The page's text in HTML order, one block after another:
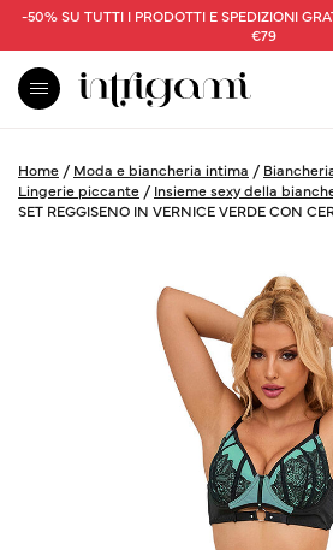
-50% SU TUTTI I PRODOTTI E SPEDIZIONI
€79
Home / Moda e biancheria intima /
Lingerie piccante / Insieme sexy della
SET REGGISENO IN VERNICE VERDE CON